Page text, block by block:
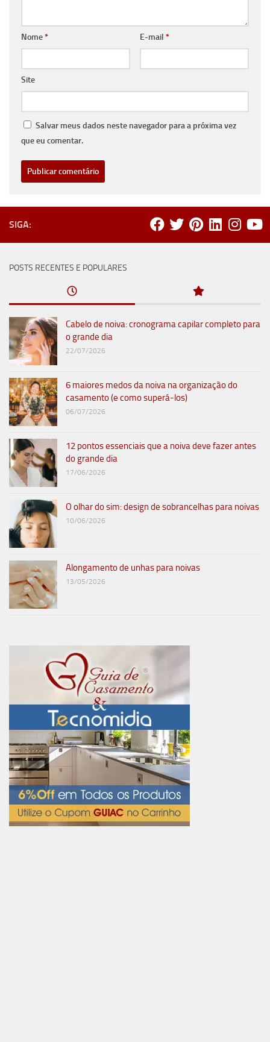
Nome* E-mail *
Site
Salvar meus dados neste navegador para a próxima vez
que eu comentar.
SIGA:
POSTS RECENTES E POPULARES
Cabelo de noiva: cronograma capilar completo para
o grande dia
22/07/2026
6 maiores medos da noiva na organização do
casamento (e como superá-los)
06/07/2026
12 pontos essenciais que a noiva deve fazer antes
do grande dia
17/06/2026
O olhar do sim: design de sobrancelhas para noivas
10/06/2026
Alongamento de unhas para noivas
13/05/2026